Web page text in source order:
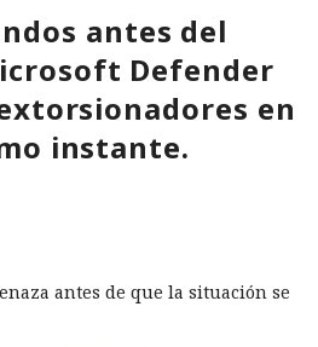
antes del
Defender
en
instante.
antes de que la situación se